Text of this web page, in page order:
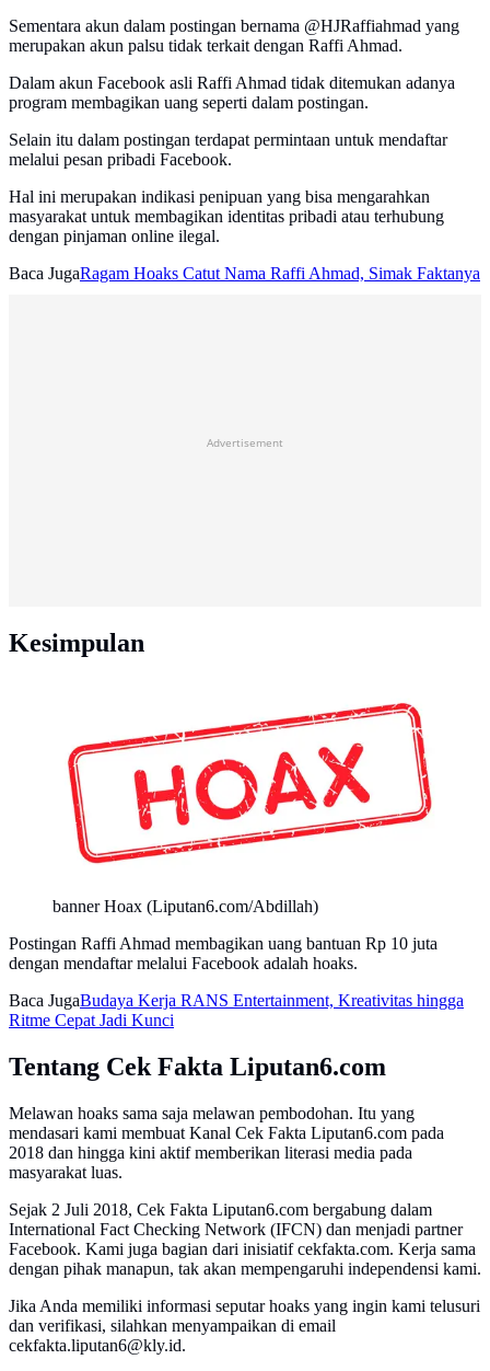
Sementara akun dalam postingan bernama @HJRaffiahmad yang
merupakan akun palsu tidak terkait dengan Raffi Ahmad.
Dalam akun Facebook asli Raffi Ahmad tidak ditemukan adanya
program membagikan uang seperti dalam postingan.
Selain itu dalam postingan terdapat permintaan untuk mendaftar
melalui pesan pribadi Facebook.
Hal ini merupakan indikasi penipuan yang bisa mengarahkan
masyarakat untuk membagikan identitas pribadi atau terhubung
dengan pinjaman online ilegal.
Baca JugaRagam Hoaks Catut Nama Raffi Ahmad, Simak Faktanya
Advertisement
Kesimpulan
banner Hoax (Liputan6.com/Abdillah)
Postingan Raffi Ahmad membagikan uang bantuan Rp 10 juta
dengan mendaftar melalui Facebook adalah hoaks.
Baca JugaBudaya Kerja RANS Entertainment, Kreativitas hingga
Ritme Cepat Jadi Kunci
Tentang Cek Fakta Liputan6.com
Melawan hoaks sama saja melawan pembodohan. Itu yang
mendasari kami membuat Kanal Cek Fakta Liputan6.com pada
2018 dan hingga kini aktif memberikan literasi media pada
masyarakat luas.
Sejak 2 Juli 2018, Cek Fakta Liputan6.com bergabung dalam
International Fact Checking Network (IFCN) dan menjadi partner
Facebook. Kami juga bagian dari inisiatif cekfakta.com. Kerja sama
dengan pihak manapun, tak akan mempengaruhi independensi kami.
Jika Anda memiliki informasi seputar hoaks yang ingin kami telusuri
dan verifikasi, silahkan menyampaikan di email
cekfakta.liputan6@kly.id.